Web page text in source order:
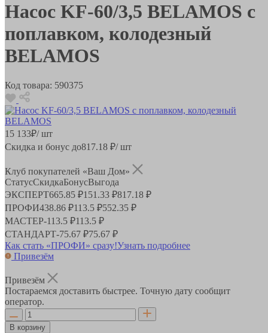
Насос KF-60/3,5 BELAMOS с
поплавком, колодезный
BELAMOS
Код товара: 590375
15 133₽/ шт
Скидка и бонус до817.18 ₽/ шт
Клуб покупателей «Ваш Дом»
СтатусСкидкаБонусВыгода
ЭКСПЕРТ665.85 ₽151.33 ₽817.18 ₽
ПРОФИ438.86 ₽113.5 ₽552.35 ₽
МАСТЕР-113.5 ₽113.5 ₽
СТАНДАРТ-75.67 ₽75.67 ₽
Как стать «ПРОФИ» сразу!Узнать подробнее
Привезём
Привезём
Постараемся доставить быстрее. Точную дату сообщит
оператор.
В корзину